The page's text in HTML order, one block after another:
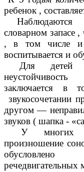
ребенок ,
Наблюдаются
словарном запасе
, в том числе и
воспитывается и
Для детей
заключается
звукосочетании
другом —
звуков ( шапка -
У многих
произношение
обусловлено
речедвигательных